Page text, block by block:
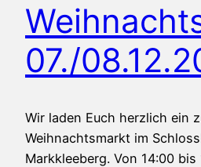
07./
Wir laden Euch herzlich ein
Weihnachtsmarkt im
Markkleeberg. Von 14:00